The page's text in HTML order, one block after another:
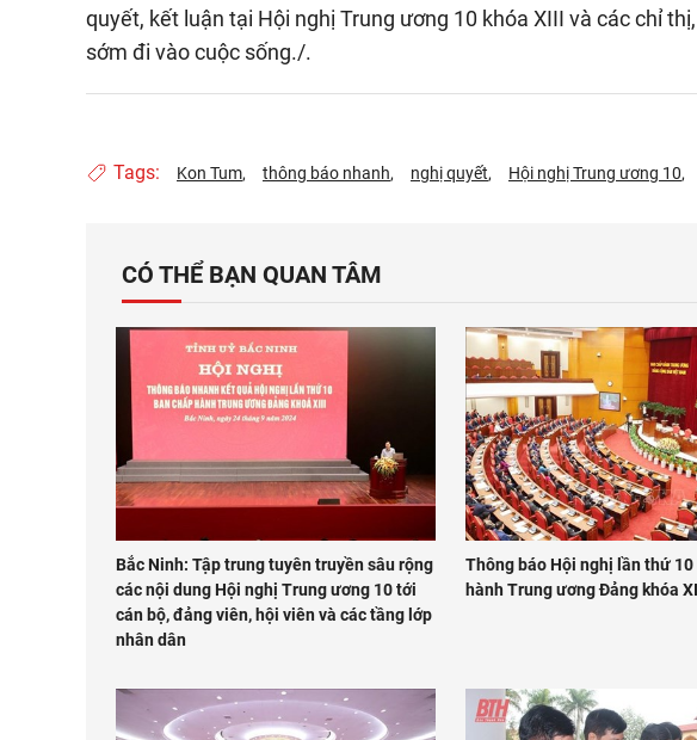
quyết, kết luận tại Hội nghị Trung ương 10 khóa XIII và các chỉ
sớm đi vào cuộc sống./.
Tags: Kon Tum thông báo nhanh nghị quyết Hội nghị Trung ương 10
CÓ THỂ BẠN QUAN TÂM
Bắc Ninh: Tập trung tuyên truyền sâu rộng
các nội dung Hội nghị Trung ương 10 tới
cán bộ, đảng viên, hội viên và các tầng lớp
nhân dân
Thông báo Hội nghị lần thứ 10
hành Trung ương Đảng khóa